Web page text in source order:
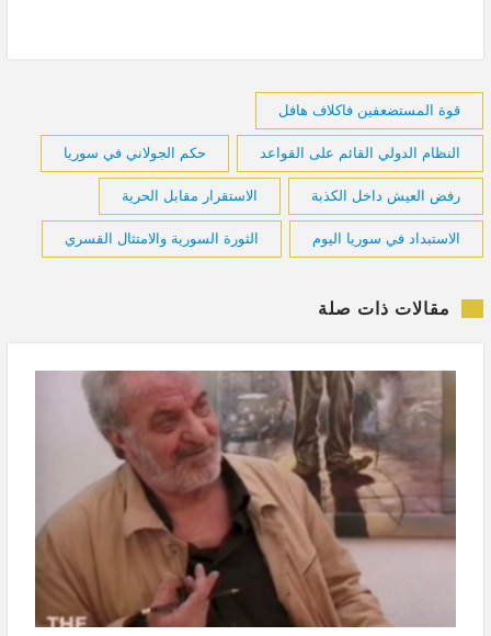
قوة المستضعفين فاكلاف هافل
النظام الدولي القائم على القواعد حكم الجولاني في سوريا
رفض العيش داخل الكذبة الاستقرار مقابل الحرية
الاستبداد في سوريا اليوم الثورة السورية والامتثال القسري
مقالات ذات صلة